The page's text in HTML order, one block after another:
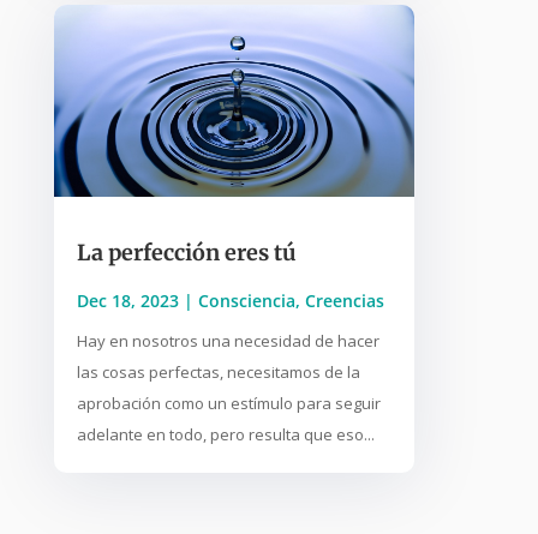
La perfección eres tú
Dec 18, 2023| Consciencia, Creencias
Hay en nosotros una necesidad de hacer
las cosas perfectas, necesitamos de la
aprobación como un estímulo para seguir
adelante en todo, pero resulta que eso...